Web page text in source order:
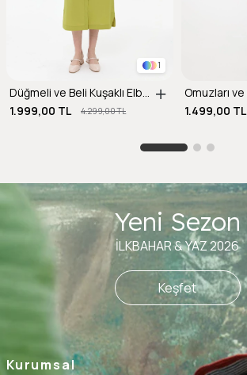
1
Düğmeli ve Beli Kuşaklı Elbise-Y.YEŞİLİ
1.999,00 TL
4.299,00 TL
1.499,00 TL
Kurumsal
Yeni Sezon
İLKBAHAR & YAZ 2026
Keşfet